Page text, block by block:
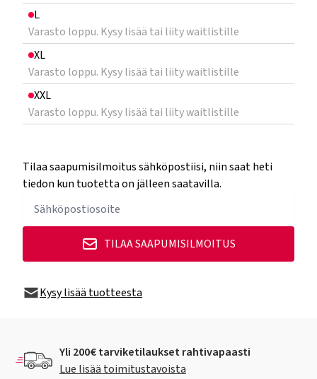
L
Varasto loppu. Kysy lisää tai liity waitlistille
XL
Varasto loppu. Kysy lisää tai liity waitlistille
XXL
Varasto loppu. Kysy lisää tai liity waitlistille
Tilaa saapumisilmoitus sähköpostiisi, niin saat heti
tiedon kun tuotetta on jälleen saatavilla.
TILAA SAAPUMISILMOITUS
Kysy lisää tuotteesta
Yli 200€ tarviketilaukset rahtivapaasti
Lue lisää toimitustavoista